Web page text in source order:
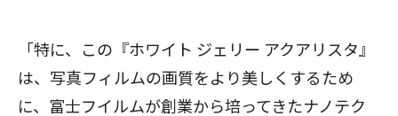
「特に、この『ホワイト ジェリー アクアリスタ』
は、写真フィルムの画質をより美しくするため
に、富士フイルムが創業から培ってきたナノテク